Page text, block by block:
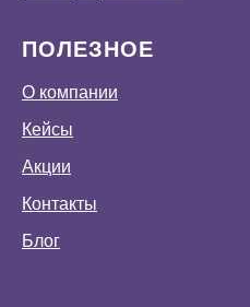
ПОЛЕЗНОЕ
О компании
Кейсы
Акции
Контакты
Блог